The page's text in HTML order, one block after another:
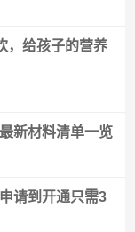
，给孩子的营养
新材料清单一览
请到开通只需3